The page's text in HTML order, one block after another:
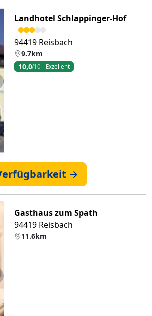
Landhotel Schlappinger-Hof
94419 Reisbach
9.7km
10,0/10 Exzellent
→
Gasthaus zum Spath
94419 Reisbach
11.6km